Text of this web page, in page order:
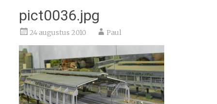
pict0036.jpg
24 augustus 2010 Paul